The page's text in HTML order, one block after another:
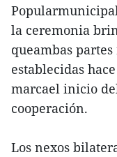
la ceremonia
queambas
establecidas
marcael inicio
cooperación.
Los nexos